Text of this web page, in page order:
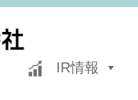
IR情報